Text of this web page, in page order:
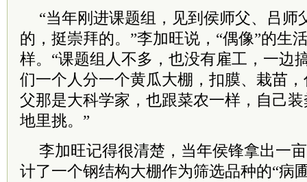
“当年刚进课题组，见到侯师父、吕师
的，挺崇拜的。”李加旺说，“偶像”的生
样。“课题组人不多，也没有雇工，一边
们一个人分一个黄瓜大棚，扣膜、栽苗
父那是大科学家，也跟菜农一样，自己
地里挑。”
李加旺记得很清楚，当年侯锋拿出一
计了一个钢结构大棚作为筛选品种的“病